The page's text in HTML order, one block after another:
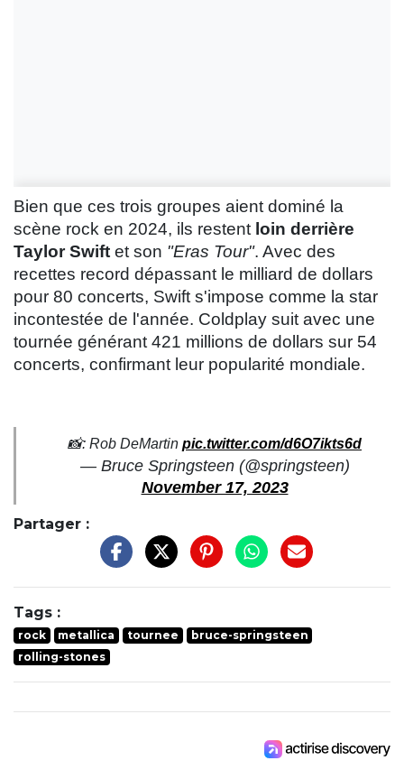
Bien que ces trois groupes aient dominé la
scène rock en 2024, ils restent loin derrière
Taylor Swift et son "Eras Tour". Avec des
recettes record dépassant le milliard de dollars
pour 80 concerts, Swift s'impose comme la star
incontestée de l'année. Coldplay suit avec une
tournée générant 421 millions de dollars sur 54
concerts, confirmant leur popularité mondiale.
📸: Rob DeMartin pic.twitter.com/d6O7ikts6d
— Bruce Springsteen (@springsteen)
November 17, 2023
Partager :
Tags :
rock metallica tournee
bruce-springsteen
rolling-stones